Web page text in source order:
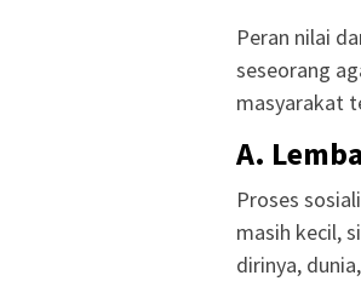
Peran nilai
seseorang
masyarakat
A.
Proses
masih kecil,
dirinya,